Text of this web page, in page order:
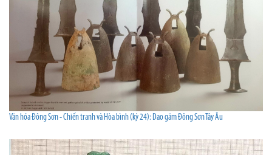
Văn hóa Đông Sơn - Chiến tranh và Hòa bình (kỳ 24): Dao găm Đông Sơn Tây Âu